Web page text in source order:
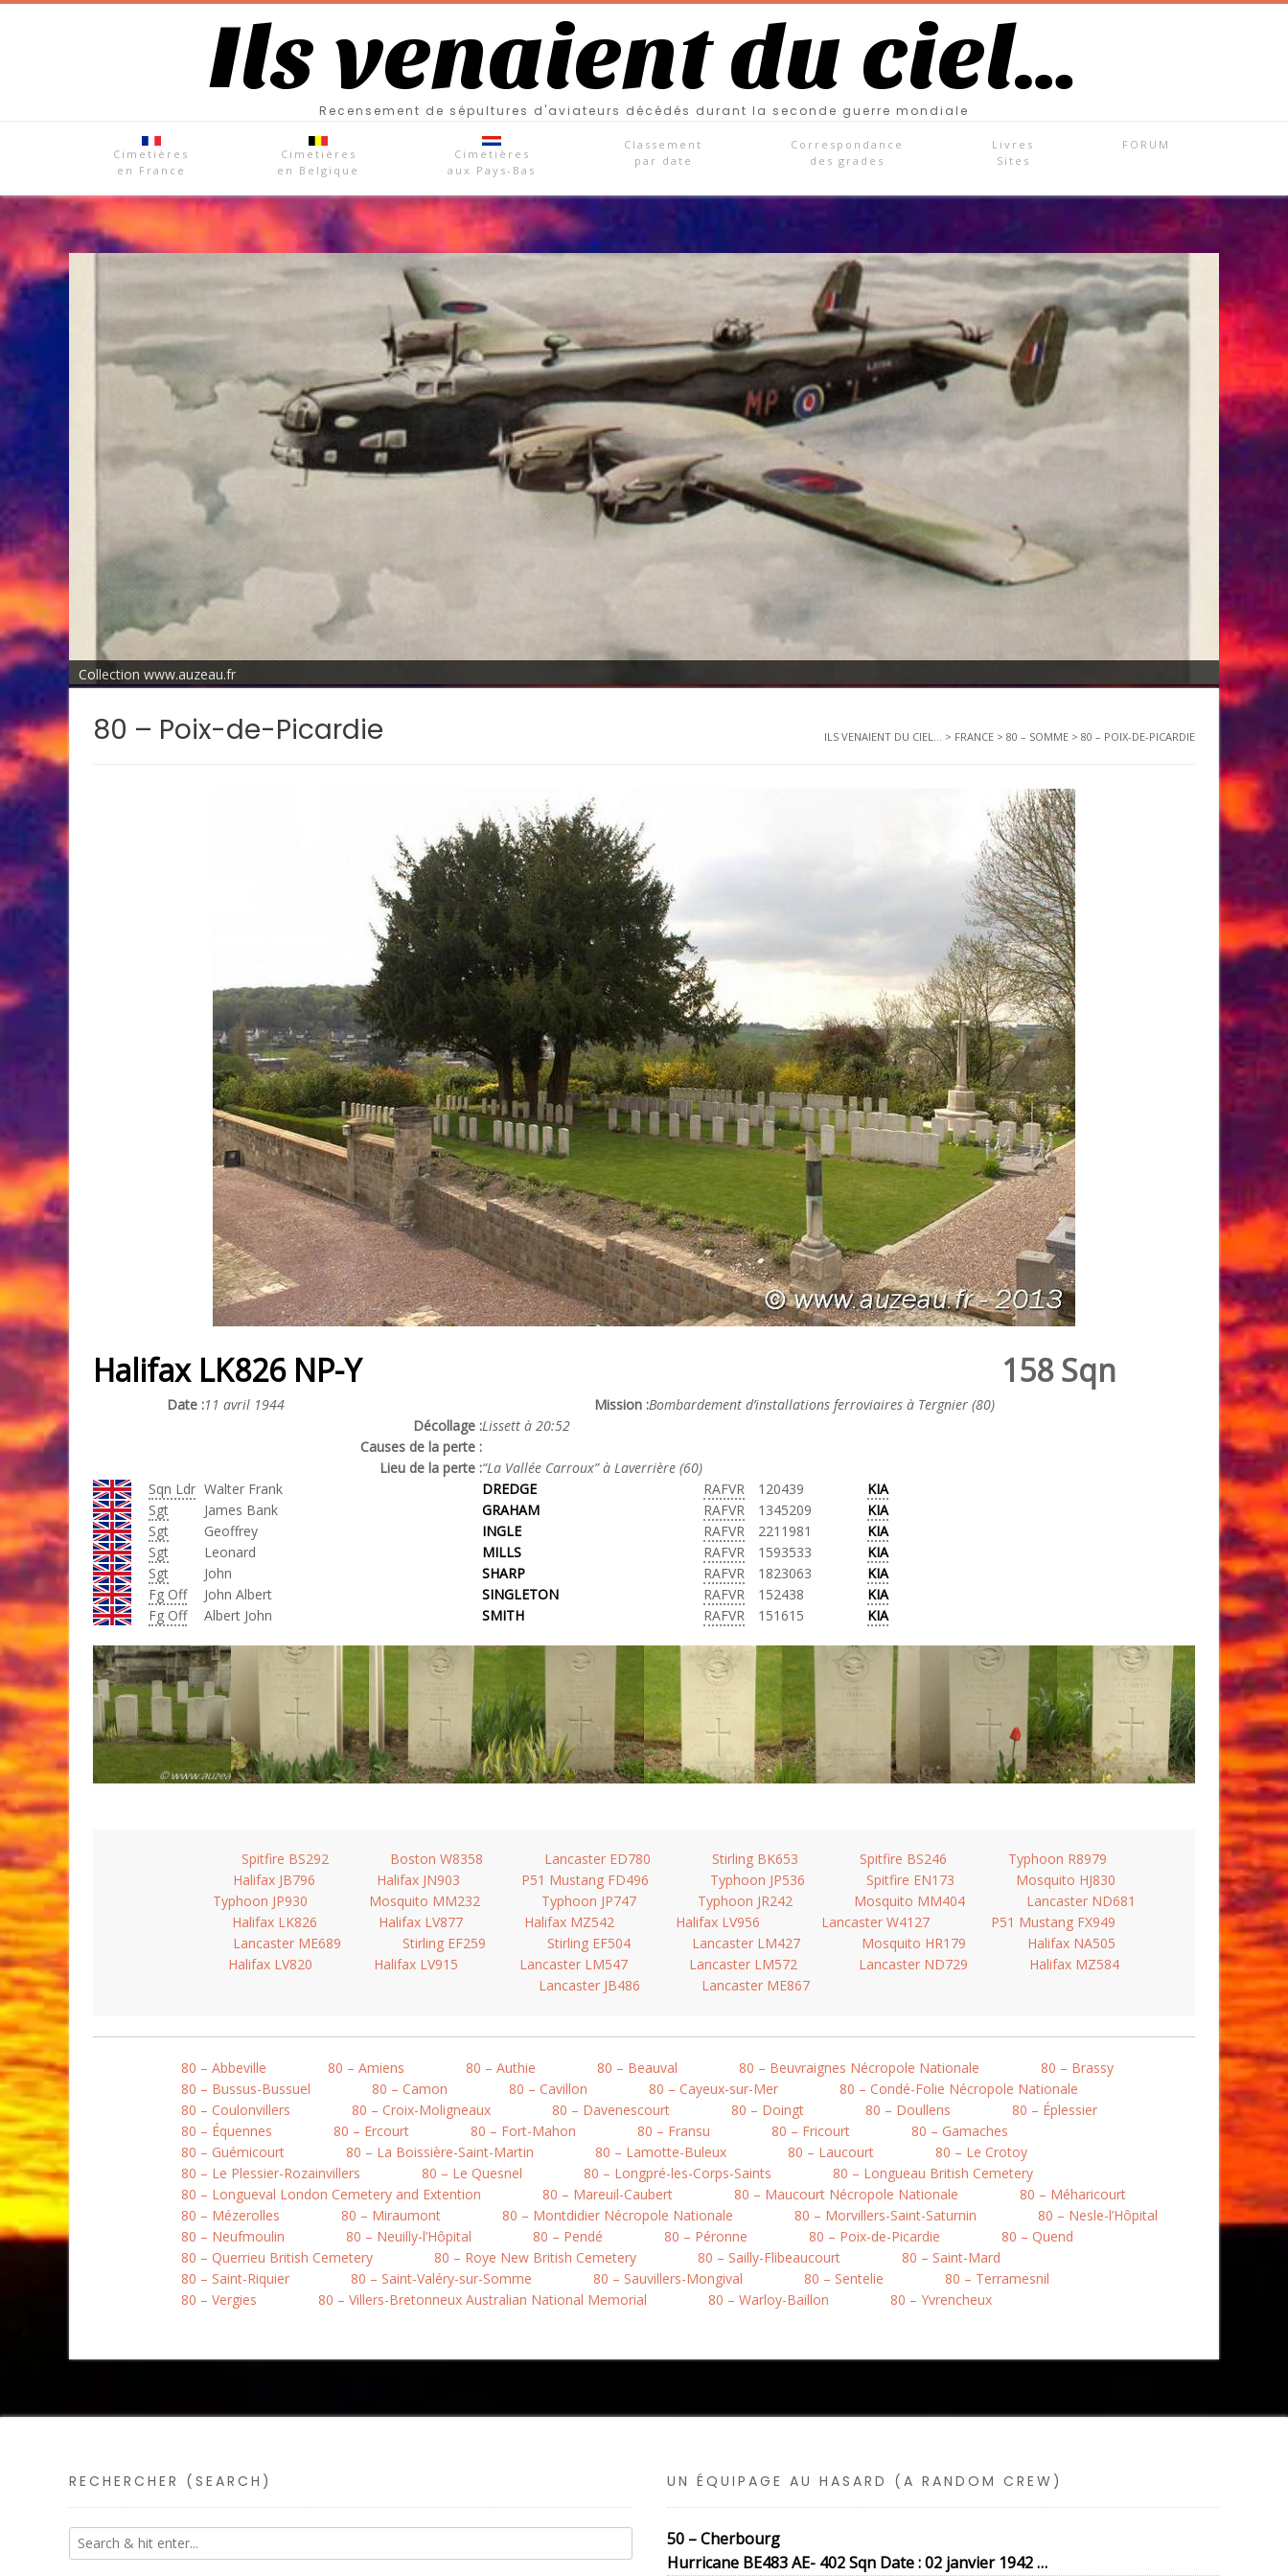
Ils venaient du ciel…
Recensement de sépultures d'aviateurs décédés durant la seconde guerre mondiale
Cimetières
en France
Cimetières
en Belgique
Cimetières
aux Pays-Bas
Classement
par date
Correspondance
des grades
Livres
Sites
FORUM
Collection www.auzeau.fr
80 – Poix-de-Picardie ILS VENAIENT DU CIEL... > FRANCE > 80 – SOMME > 80 – POIX-DE-PICARDIE
Halifax LK826 NP-Y 158 Sqn
Date :11 avril 1944 Mission :Bombardement d’installations ferroviaires à Tergnier (80)
Décollage :Lissett à 20:52
Causes de la perte :
Lieu de la perte :“La Vallée Carroux” à Laverrière (60)
Sqn Ldr Walter Frank DREDGE RAFVR 120439
KIA
Sgt
James Bank GRAHAM RAFVR 1345209
KIA
Sgt
Geoffrey INGLE RAFVR 2211981
KIA
Sgt
Leonard MILLS RAFVR 1593533
KIA
Sgt
John SHARP RAFVR 1823063
KIA
Fg Off
John Albert SINGLETON RAFVR 152438
KIA
Fg Off
Albert John SMITH RAFVR 151615 KIA
Spitfire BS292 Boston W8358 Lancaster ED780 Stirling BK653 Spitfire BS246
Typhoon R8979
Halifax JB796
Halifax JN903 P51 Mustang FD496 Typhoon JP536 Spitfire EN173
Mosquito HJ830
Typhoon JP930
Mosquito MM232 Typhoon JP747 Typhoon JR242 Mosquito MM404
Lancaster ND681
Halifax LK826
Halifax LV877 Halifax MZ542 Halifax LV956 Lancaster W4127
P51 Mustang FX949
Lancaster ME689
Stirling EF259 Stirling EF504 Lancaster LM427 Mosquito HR179
Halifax NA505
Halifax LV820
Halifax LV915 Lancaster LM547 Lancaster LM572 Lancaster ND729
Halifax MZ584
Lancaster JB486
Lancaster ME867
80 – Abbeville 80 – Amiens 80 – Authie 80 – Beauval 80 – Beuvraignes Nécropole Nationale
80 – Brassy
80 – Bussus-Bussuel
80 – Camon 80 – Cavillon 80 – Cayeux-sur-Mer
80 – Condé-Folie Nécropole Nationale
80 – Coulonvillers
80 – Croix-Moligneaux 80 – Davenescourt 80 – Doingt 80 – Doullens
80 – Éplessier
80 – Équennes
80 – Ercourt 80 – Fort-Mahon 80 – Fransu 80 – Fricourt
80 – Gamaches
80 – Guémicourt
80 – La Boissière-Saint-Martin 80 – Lamotte-Buleux 80 – Laucourt
80 – Le Crotoy
80 – Le Plessier-Rozainvillers
80 – Le Quesnel 80 – Longpré-les-Corps-Saints
80 – Longueau British Cemetery
80 – Longueval London Cemetery and Extention
80 – Mareuil-Caubert 80 – Maucourt Nécropole Nationale
80 – Méharicourt
80 – Mézerolles
80 – Miraumont 80 – Montdidier Nécropole Nationale 80 – Morvillers-Saint-Saturnin
80 – Nesle-l’Hôpital
80 – Neufmoulin
80 – Neuilly-l’Hôpital 80 – Pendé 80 – Péronne 80 – Poix-de-Picardie
80 – Quend
80 – Querrieu British Cemetery
80 – Roye New British Cemetery 80 – Sailly-Flibeaucourt
80 – Saint-Mard
80 – Saint-Riquier
80 – Saint-Valéry-sur-Somme 80 – Sauvillers-Mongival 80 – Sentelie
80 – Terramesnil
80 – Vergies
80 – Villers-Bretonneux Australian National Memorial 80 – Warloy-Baillon 80 – Yvrencheux
RECHERCHER (SEARCH) UN ÉQUIPAGE AU HASARD (A RANDOM CREW)
50 – Cherbourg
Hurricane BE483 AE- 402 Sqn Date : 02 janvier 1942 …